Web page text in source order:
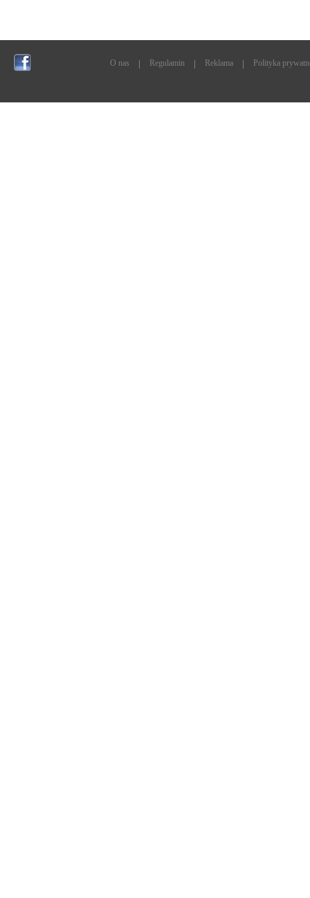
O nas Regulamin Reklama Polityka